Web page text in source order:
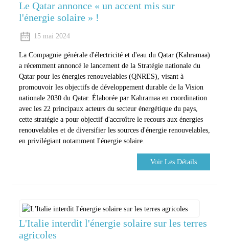
Le Qatar annonce « un accent mis sur
l'énergie solaire » !
15 mai 2024
La Compagnie générale d'électricité et d'eau du Qatar (Kahramaa)
a récemment annoncé le lancement de la Stratégie nationale du
Qatar pour les énergies renouvelables (QNRES), visant à
promouvoir les objectifs de développement durable de la Vision
nationale 2030 du Qatar. Élaborée par Kahramaa en coordination
avec les 22 principaux acteurs du secteur énergétique du pays,
cette stratégie a pour objectif d'accroître le recours aux énergies
renouvelables et de diversifier les sources d'énergie renouvelables,
en privilégiant notamment l'énergie solaire.
Voir Les Détails
L'Italie interdit l'énergie solaire sur les terres
agricoles